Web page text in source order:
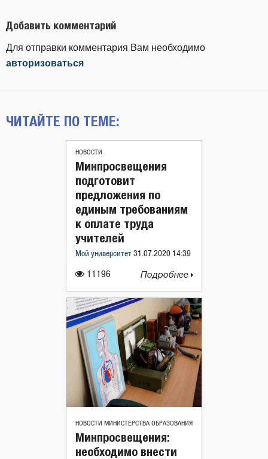
Добавить комментарий
Для отправки комментария Вам необходимо
авторизоваться
ЧИТАЙТЕ ПО ТЕМЕ:
НОВОСТИ
11196
Минпросвещения
подготовит
предложения по
единым требованиям
к оплате труда
учителей
Мой университет 31.07.2020 14:39
Подробнее
НОВОСТИ МИНИСТЕРСТВА ОБРАЗОВАНИЯ
Минпросвещения:
необходимо внести